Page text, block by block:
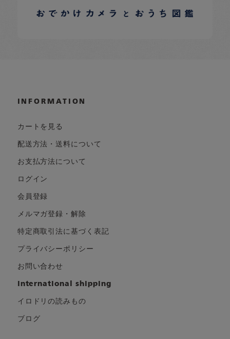
日常の様子など随時更新中です。
INFORMATION
カートを見る
配送方法・送料について
お支払方法について
ログイン
会員登録
メルマガ登録・解除
特定商取引法に基づく表記
プライバシーポリシー
お問い合わせ
international shipping
イロドリの読みもの
ブログ